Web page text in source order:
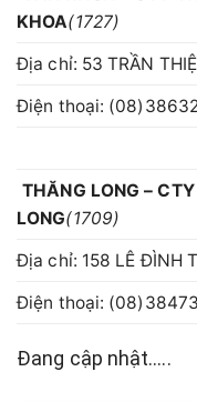
KHOA(1727)
Địa chỉ: 53 TRẦN
Điện thoại:
THĂNG LONG –
LONG(1709)
Địa chỉ: 158 LÊ ĐÌNH
Điện thoại:
Đang cập nhật…..